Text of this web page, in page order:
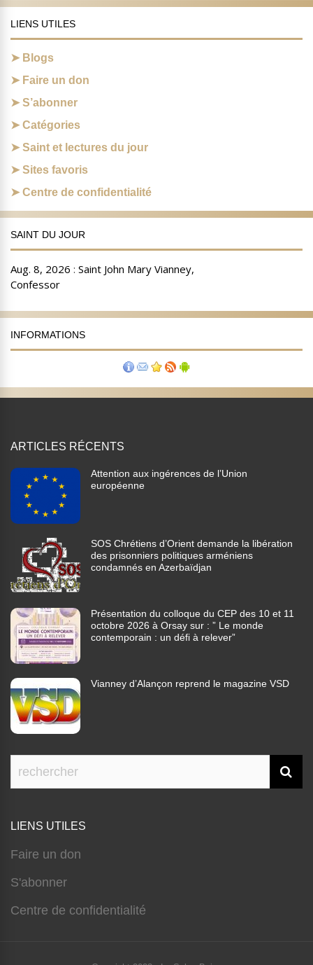
LIENS UTILES
Blogs
Faire un don
S’abonner
Catégories
Saint et lectures du jour
Sites favoris
Centre de confidentialité
SAINT DU JOUR
INFORMATIONS
ARTICLES RÉCENTS
Attention aux ingérences de l’Union
européenne
SOS Chrétiens d’Orient demande la libération
des prisonniers politiques arméniens
condamnés en Azerbaïdjan
Présentation du colloque du CEP des 10 et 11
octobre 2026 à Orsay sur : ” Le monde
contemporain : un défi à relever”
Vianney d’Alançon reprend le magazine VSD
LIENS UTILES
Faire un don
S'abonner
Centre de confidentialité